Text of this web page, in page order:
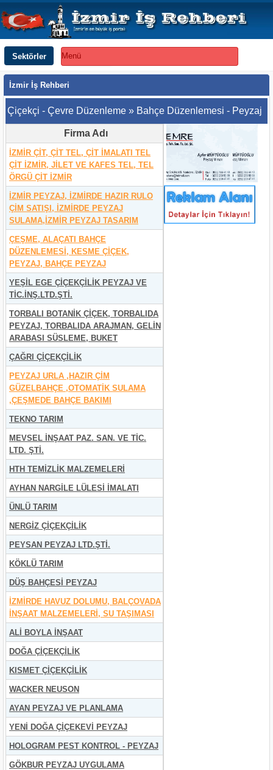
Sektörler Menü
İzmir İş Rehberi
Çiçekçi - Çevre Düzenleme » Bahçe Düzenlemesi - Peyzaj
Firma Adı
İZMİR ÇİT, ÇİT TEL, ÇİT İMALATI TEL
ÇİT İZMİR, JİLET VE KAFES TEL, TEL
ÖRGÜ ÇİT İZMİR
İZMİR PEYZAJ, İZMİRDE HAZIR RULO
ÇİM SATIŞI, İZMİRDE PEYZAJ
SULAMA,İZMİR PEYZAJ TASARIM
ÇEŞME, ALAÇATI BAHÇE
DÜZENLEMESİ, KESME ÇİÇEK,
PEYZAJ, BAHÇE PEYZAJ
YEŞİL EGE ÇİÇEKÇİLİK PEYZAJ VE
TİC.İNŞ.LTD.ŞTİ.
TORBALI BOTANİK ÇİÇEK, TORBALIDA
PEYZAJ, TORBALIDA ARAJMAN, GELİN
ARABASI SÜSLEME, BUKET
ÇAĞRI ÇİÇEKÇİLİK
PEYZAJ URLA ,HAZIR ÇİM
GÜZELBAHÇE ,OTOMATİK SULAMA
,ÇEŞMEDE BAHÇE BAKIMI
TEKNO TARIM
MEVSEL İNŞAAT PAZ. SAN. VE TİC.
LTD. ŞTİ.
HTH TEMİZLİK MALZEMELERİ
AYHAN NARGİLE LÜLESİ İMALATI
ÜNLÜ TARIM
NERGİZ ÇİÇEKÇİLİK
PEYSAN PEYZAJ LTD.ŞTİ.
KÖKLÜ TARIM
DÜŞ BAHÇESİ PEYZAJ
İZMİRDE HAVUZ DOLUMU, BALÇOVADA
İNŞAAT MALZEMELERİ, SU TAŞIMASI
ALİ BOYLA İNŞAAT
DOĞA ÇİÇEKÇİLİK
KISMET ÇİÇEKÇİLİK
WACKER NEUSON
AYAN PEYZAJ VE PLANLAMA
YENİ DOĞA ÇİÇEKEVİ PEYZAJ
HOLOGRAM PEST KONTROL - PEYZAJ
GÖKBUR PEYZAJ UYGULAMA